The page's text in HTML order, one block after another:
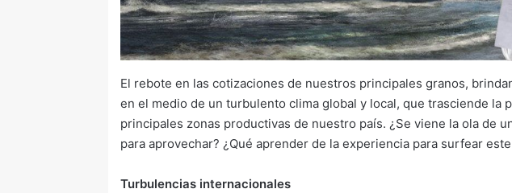
El rebote en las cotizaciones de nuestros principales granos,
en el medio de un turbulento clima global y local, que trasciende la
principales zonas productivas de nuestro país. ¿Se viene la ola de
para aprovechar? ¿Qué aprender de la experiencia para surfear
Turbulencias internacionales